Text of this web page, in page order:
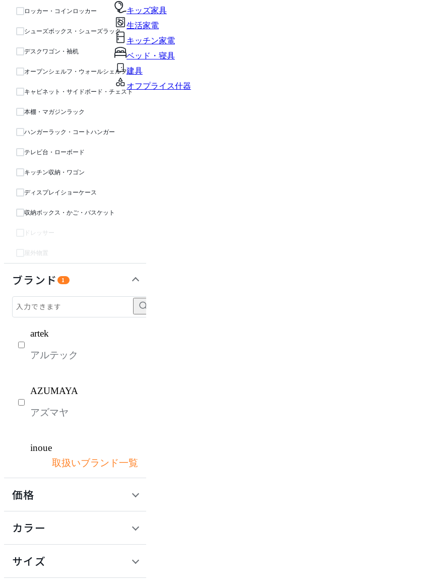
キッズ家具
生活家電
キッチン家電
ベッド・寝具
建具
オフプライス什器
ロッカー・コインロッカー
シューズボックス・シューズラック
デスクワゴン・袖机
オープンシェルフ・ウォールシェルフ・ラック
キャビネット・サイドボード・チェスト
本棚・マガジンラック
ハンガーラック・コートハンガー
テレビ台・ローボード
キッチン収納・ワゴン
ディスプレイショーケース
収納ボックス・かご・バスケット
ドレッサー
屋外物置
ブランド 1
artek
アルテック
AZUMAYA
アズマヤ
inoue
イノウエ
イトーキ
KOKUYO
取扱いブランド一覧
価格
カラー
サイズ